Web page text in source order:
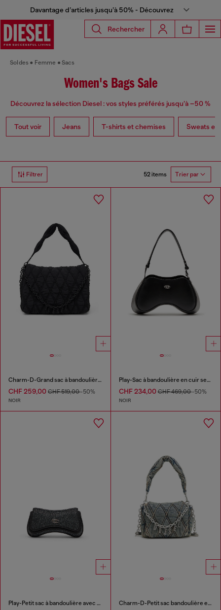
Davantage d’articles jusqu’à 50% - Découvrez
Rechercher
Soldes Femme Sacs
Women's Bags Sale
Découvrez la sélection Diesel : vos styles préférés jusqu’à –50 %
Tout voir Jeans T-shirts et chemises Sweats et
Filtrer 52 items Trier par
Charm-D-Grand sac à bandoulière en nylon délavé matelassé
CHF 259,00 CHF 519,00-50%
NOIR
Play-Sac à bandoulière en cuir semi-brillant
CHF 234,00CHF 469,00-50%
NOIR
Play-Petit sac à bandoulière avec cristaux Charm-D-Petit sac bandoulière en denim matelassé